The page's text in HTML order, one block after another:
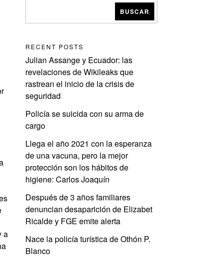
a
BUSCAR
RECENT POSTS
Julian Assange y Ecuador: las
revelaciones de Wikileaks que
rastrean el inicio de la crisis de
seguridad
Policía se suicida con su arma de
cargo
Llega el año 2021 con la esperanza
de una vacuna, pero la mejor
protección son los hábitos de
higiene: Carlos Joaquín
Después de 3 años familiares
denuncian desaparición de Elizabet
Ricalde y FGE emite alerta
Nace la policía turística de Othón P.
Blanco